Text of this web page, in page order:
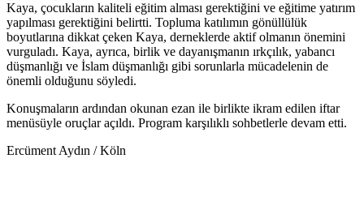
Kaya, çocukların kaliteli eğitim alması gerektiğini ve eğitime yatırım
yapılması gerektiğini belirtti. Topluma katılımın gönüllülük
boyutlarına dikkat çeken Kaya, derneklerde aktif olmanın önemini
vurguladı. Kaya, ayrıca, birlik ve dayanışmanın ırkçılık, yabancı
düşmanlığı ve İslam düşmanlığı gibi sorunlarla mücadelenin de
önemli olduğunu söyledi.
Konuşmaların ardından okunan ezan ile birlikte ikram edilen iftar
menüsüyle oruçlar açıldı. Program karşılıklı sohbetlerle devam etti.
Ercüment Aydın / Köln